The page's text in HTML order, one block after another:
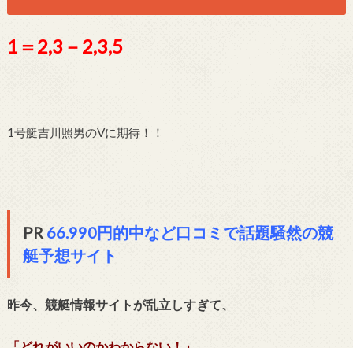
1＝2,3－2,3,5
1号艇吉川照男のVに期待！！
PR 66.990円的中など口コミで話題騒然の競
艇予想サイト
昨今、競艇情報サイトが乱立しすぎて、